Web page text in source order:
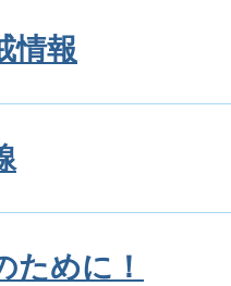
情報
ために！